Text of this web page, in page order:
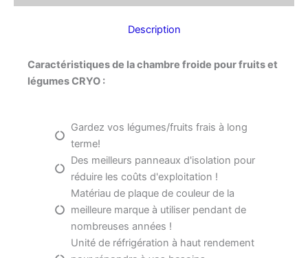
Description
Caractéristiques de la chambre froide pour fruits et
légumes CRYO :
Gardez vos légumes/fruits frais à long
terme!
Des meilleurs panneaux d'isolation pour
réduire les coûts d'exploitation !
Matériau de plaque de couleur de la
meilleure marque à utiliser pendant de
nombreuses années !
Unité de réfrigération à haut rendement